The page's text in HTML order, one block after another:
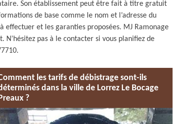
Son établissement peut être fait à titre gratuit
de base comme le nom et l’adresse du
effectuer et les garanties proposées. MJ Ramonage
pas à le contacter si vous planifiez de
les tarifs de débistrage sont-ils
dans la ville de Lorrez Le Bocage
Preaux ?